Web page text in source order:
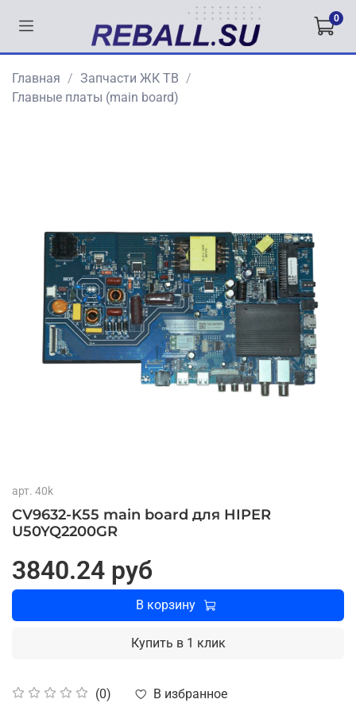
0
Главная
Запчасти ЖК ТВ
Главные платы (main board)
арт. 40k
CV9632-K55 main board для HIPER
U50YQ2200GR
(0) В избранное
3840.24 руб
В корзину
Купить в 1 клик